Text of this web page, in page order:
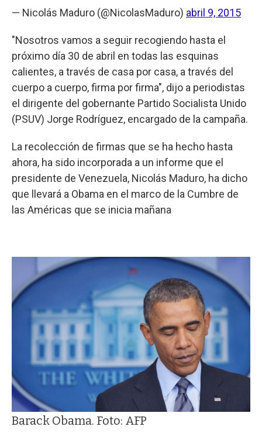
— Nicolás Maduro (@NicolasMaduro) abril 9, 2015
"Nosotros vamos a seguir recogiendo hasta el
próximo día 30 de abril en todas las esquinas
calientes, a través de casa por casa, a través del
cuerpo a cuerpo, firma por firma", dijo a periodistas
el dirigente del gobernante Partido Socialista Unido
(PSUV) Jorge Rodríguez, encargado de la campaña.
La recolección de firmas que se ha hecho hasta
ahora, ha sido incorporada a un informe que el
presidente de Venezuela, Nicolás Maduro, ha dicho
que llevará a Obama en el marco de la Cumbre de
las Américas que se inicia mañana
Barack Obama. Foto: AFP